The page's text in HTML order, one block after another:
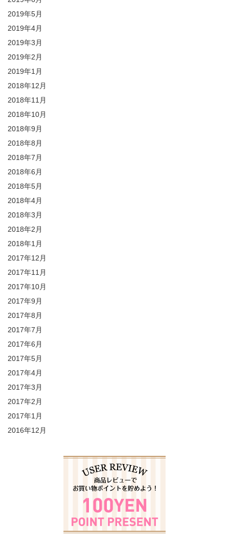
2019年5月
2019年4月
2019年3月
2019年2月
2019年1月
2018年12月
2018年11月
2018年10月
2018年9月
2018年8月
2018年7月
2018年6月
2018年5月
2018年4月
2018年3月
2018年2月
2018年1月
2017年12月
2017年11月
2017年10月
2017年9月
2017年8月
2017年7月
2017年6月
2017年5月
2017年4月
2017年3月
2017年2月
2017年1月
2016年12月